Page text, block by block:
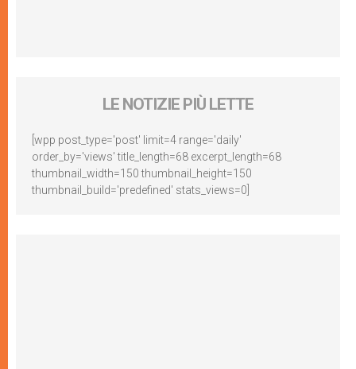
LE NOTIZIE PIÙ LETTE
[wpp post_type='post' limit=4 range='daily'
order_by='views' title_length=68 excerpt_length=68
thumbnail_width=150 thumbnail_height=150
thumbnail_build='predefined' stats_views=0]